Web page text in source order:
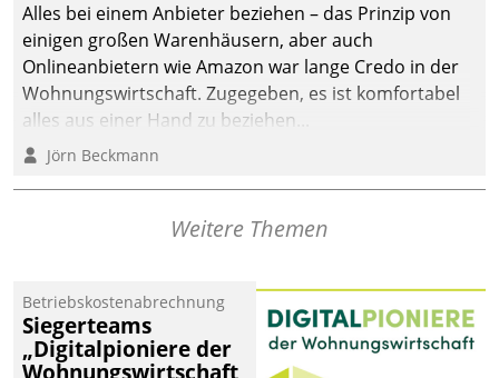
Alles bei einem Anbieter beziehen – das Prinzip von
einigen großen Warenhäusern, aber auch
Onlineanbietern wie Amazon war lange Credo in der
Wohnungswirtschaft. Zugegeben, es ist komfortabel
alles aus einer Hand zu beziehen...
Jörn Beckmann
Weitere Themen
Betriebskostenabrechnung
Siegerteams
„Digitalpioniere der
Wohnungswirtschaft